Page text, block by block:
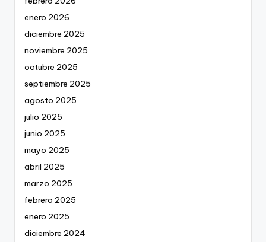
enero 2026
diciembre 2025
noviembre 2025
octubre 2025
septiembre 2025
agosto 2025
julio 2025
junio 2025
mayo 2025
abril 2025
marzo 2025
febrero 2025
enero 2025
diciembre 2024